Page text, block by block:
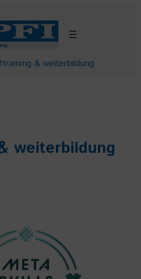
& weiterbildung
weiterbildung